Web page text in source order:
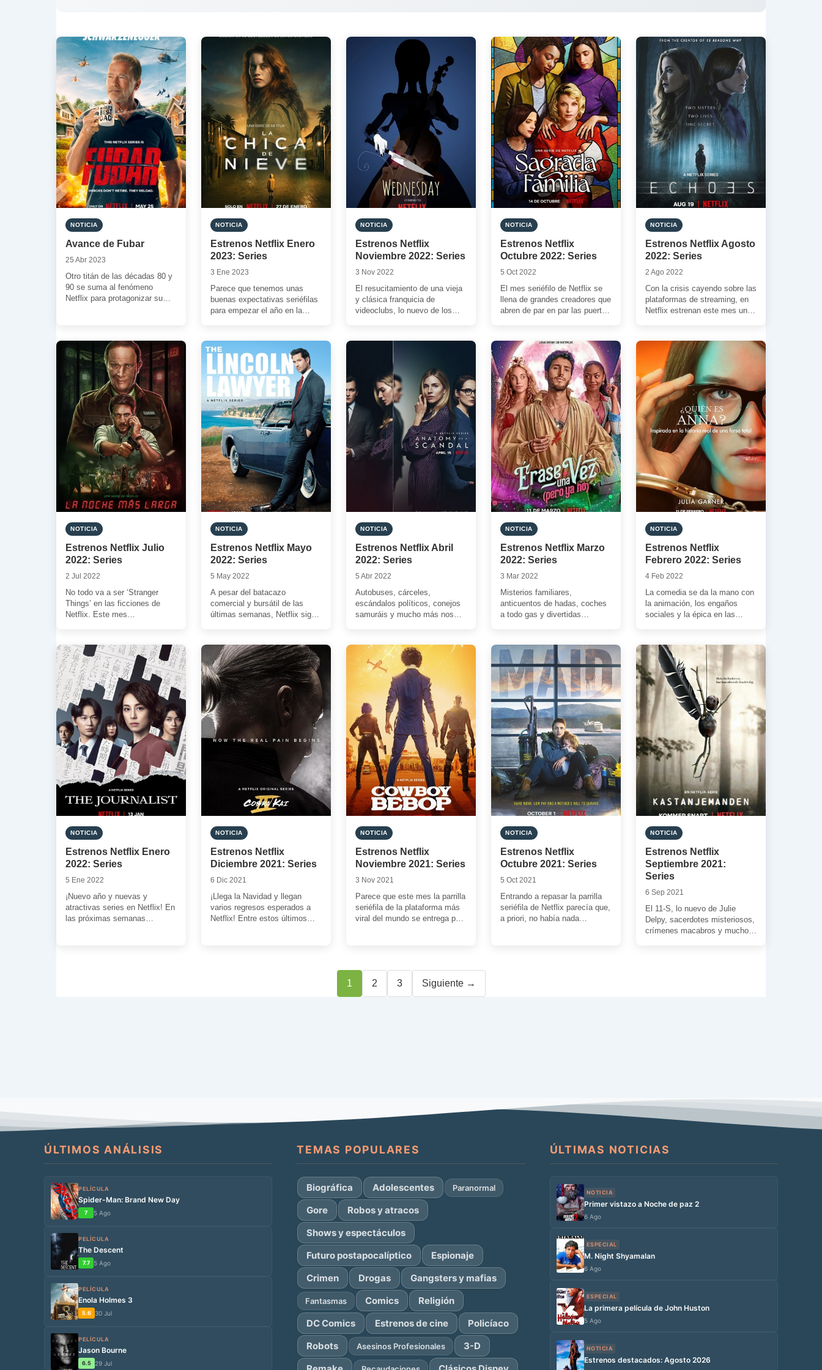
NOTICIA
Avance de Fubar
25 Abr 2023
Otro titán de las décadas 80 y
90 se suma al fenómeno
Netflix para protagonizar su
NOTICIA
Estrenos Netflix Enero
2023: Series
3 Ene 2023
Parece que tenemos unas
buenas expectativas seriéfilas
para empezar el año en la
NOTICIA
Estrenos Netflix
Noviembre 2022: Series
3 Nov 2022
El resucitamiento de una vieja
y clásica franquicia de
videoclubs, lo nuevo de los
NOTICIA
Estrenos Netflix
Octubre 2022: Series
5 Oct 2022
El mes seriéfilo de Netflix se
llena de grandes creadores que
abren de par en par las puertas
NOTICIA
Estrenos Netflix Agosto
2022: Series
2 Ago 2022
Con la crisis cayendo sobre las
plataformas de streaming, en
Netflix estrenan este mes uno
NOTICIA
Estrenos Netflix Julio
2022: Series
2 Jul 2022
No todo va a ser ‘Stranger
Things’ en las ficciones de
Netflix. Este mes
NOTICIA
Estrenos Netflix Mayo
2022: Series
5 May 2022
A pesar del batacazo
comercial y bursátil de las
últimas semanas, Netflix sigue
NOTICIA
Estrenos Netflix Abril
2022: Series
5 Abr 2022
Autobuses, cárceles,
escándalos políticos, conejos
samuráis y mucho más nos
seriéfilas de la […]
NOTICIA
Estrenos Netflix Marzo
2022: Series
3 Mar 2022
Misterios familiares,
anticuentos de hadas, coches
a todo gas y divertidas
de […]
NOTICIA
Estrenos Netflix
Febrero 2022: Series
4 Feb 2022
La comedia se da la mano con
la animación, los engaños
sociales y la épica en las
NOTICIA
Estrenos Netflix Enero
2022: Series
5 Ene 2022
¡Nuevo año y nuevas y
atractivas series en Netflix! En
las próximas semanas
NOTICIA
Estrenos Netflix
Diciembre 2021: Series
6 Dic 2021
¡Llega la Navidad y llegan
varios regresos esperados a
Netflix! Entre estos últimos
NOTICIA
Estrenos Netflix
Noviembre 2021: Series
3 Nov 2021
Parece que este mes la parrilla
seriéfila de la plataforma más
viral del mundo se entrega por
NOTICIA
Estrenos Netflix
Octubre 2021: Series
5 Oct 2021
Entrando a repasar la parrilla
seriéfila de Netflix parecía que,
a priori, no había nada
NOTICIA
Estrenos Netflix
Septiembre 2021:
Series
6 Sep 2021
El 11-S, lo nuevo de Julie
Delpy, sacerdotes misteriosos,
crímenes macabros y mucho
Página
1 Página
2 Página
3 Siguiente →
ÚLTIMOS ANÁLISIS
PELÍCULA
Spider-Man: Brand New Day
7 5 Ago
PELÍCULA
The Descent
7.7 5 Ago
PELÍCULA
Enola Holmes 3
5.6 30 Jul
PELÍCULA
Jason Bourne
6.5 29 Jul
TEMAS POPULARES
Biográfica Adolescentes Paranormal
Gore
Robos y atracos
Shows y espectáculos
Futuro postapocalíptico
Espionaje
Crimen
Drogas Gangsters y mafias
Fantasmas Comics
Religión
DC Comics
Estrenos de cine
Policíaco
Robots
Asesinos Profesionales
3-D
ÚLTIMAS NOTICIAS
NOTICIA
Primer vistazo a Noche de paz 2
6 Ago
ESPECIAL
M. Night Shyamalan
6 Ago
ESPECIAL
La primera película de John Huston
5 Ago
NOTICIA
Estrenos destacados: Agosto 2026